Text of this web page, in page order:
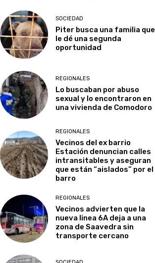
SOCIEDAD
Piter busca una familia que
le dé una segunda
oportunidad
REGIONALES
Lo buscaban por abuso
sexual y lo encontraron en
una vivienda de Comodoro
REGIONALES
Vecinos del ex barrio
Estación denuncian calles
intransitables y aseguran
que están “aislados” por el
barro
REGIONALES
Vecinos advierten que la
nueva linea 6A deja a una
zona de Saavedra sin
transporte cercano